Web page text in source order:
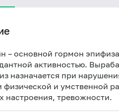
– основной гормон
активностью.
назначается при
и умственной
настроения, тревожности.